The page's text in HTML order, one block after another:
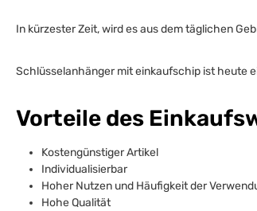
In kürzester Zeit, wird es aus dem täglichen
Schlüsselanhänger mit einkaufschip ist heute
Vorteile des
Kostengünstiger Artikel
Individualisierbar
Hoher Nutzen und Häufigkeit der
Hohe Qualität